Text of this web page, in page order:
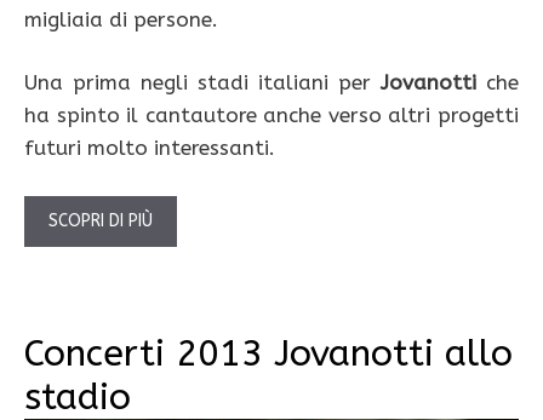
migliaia di persone.
Una prima negli stadi italiani perJovanotti che
ha spinto il cantautore anche verso altri progetti
futuri molto interessanti.
SCOPRI DI PIÙ
Concerti 2013 Jovanotti allo
stadio